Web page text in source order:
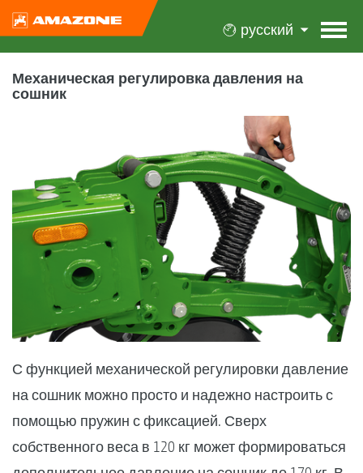
русский
Механическая регулировка давления на
сошник
С функцией механической регулировки давление
на сошник можно просто и надежно настроить с
помощью пружин с фиксацией. Сверх
собственного веса в 120 кг может формироваться